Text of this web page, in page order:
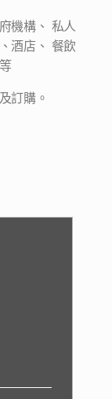
機構、 私人
酒店、 餐飲
訂購。